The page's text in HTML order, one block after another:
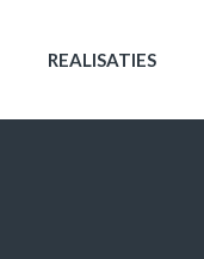
REALISATIES